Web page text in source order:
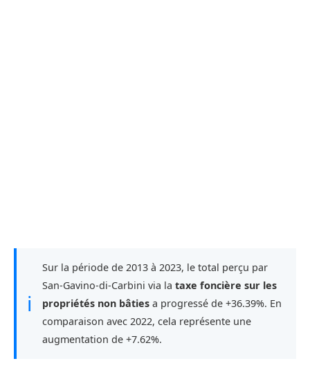
ℹ
Sur la période de 2013 à 2023, le total perçu par
San-Gavino-di-Carbini via la taxe foncière sur les
propriétés non bâties a progressé de +36.39%. En
comparaison avec 2022, cela représente une
augmentation de +7.62%.